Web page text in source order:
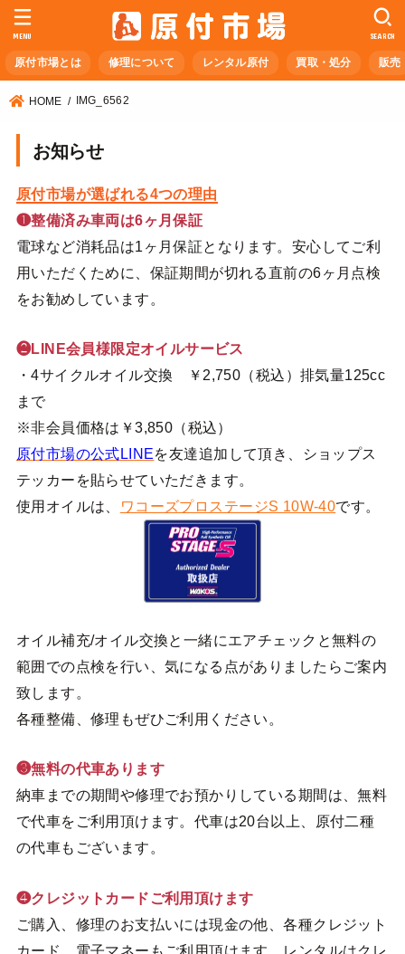
原付市場とは 修理について レンタル原付 買取・処分 販売
SEARCH
MENU
HOME IMG_6562
お知らせ
原付市場が選ばれる4つの理由
❶整備済み車両は6ヶ月保証
電球など消耗品は1ヶ月保証となります。安心してご利
用いただくために、保証期間が切れる直前の6ヶ月点検
をお勧めしています。
❷LINE会員様限定オイルサービス
・4サイクルオイル交換 ￥2,750（税込）排気量125cc
まで
※非会員価格は￥3,850（税込）
原付市場の公式LINEを友達追加して頂き、ショップス
テッカーを貼らせていただきます。
使用オイルは、
ワコーズプロステージS 10W-40です。
オイル補充/オイル交換と一緒にエアチェックと無料の
範囲での点検を行い、気になる点がありましたらご案内
致します。
各種整備、修理もぜひご利用ください。
❸無料の代車あります
納車までの期間や修理でお預かりしている期間は、無料
で代車をご利用頂けます。代車は20台以上、原付二種
の代車もございます。
❹クレジットカードご利用頂けます
ご購入、修理のお支払いには現金の他、各種クレジット
カード、電子マネーもご利用頂けます。レンタルはクレ